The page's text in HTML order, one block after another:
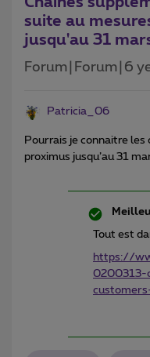
suite au
jusqu'au 31
Forum|Forum|6
Patricia_06
Pourrais je connaitre
proximus jusqu’au 31
Tout est
https://
0200313-